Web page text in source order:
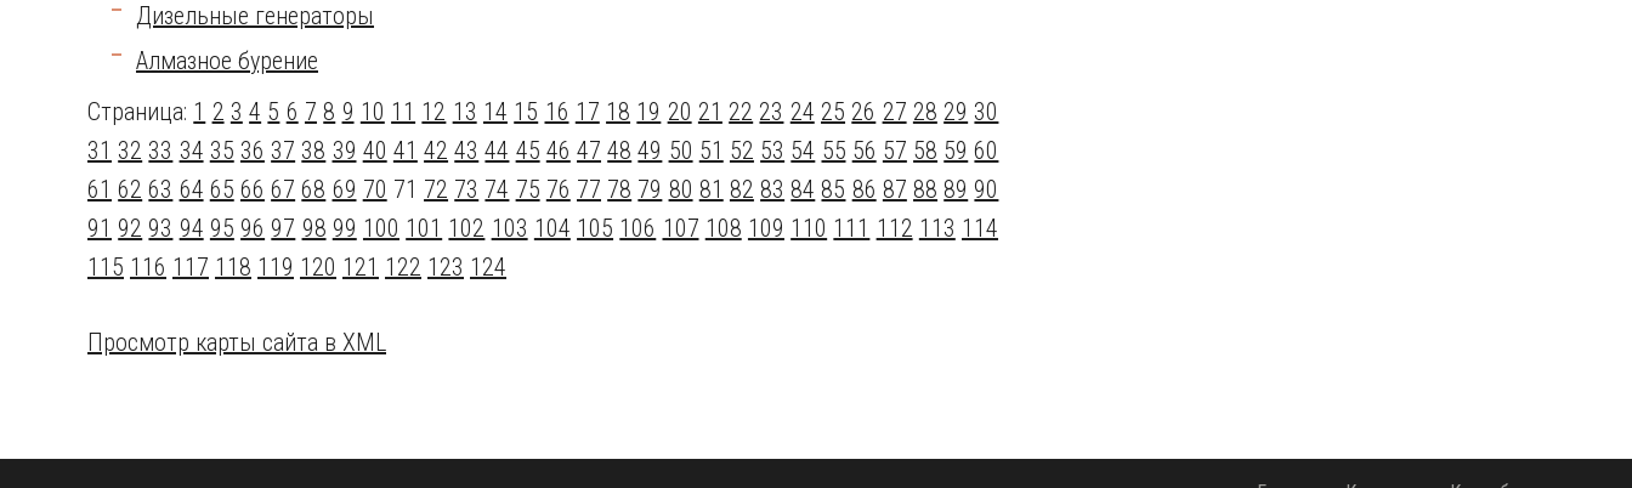
Дизельные генераторы
Алмазное бурение
Страница: 1 2 3 4 5 6 7 8 9 10 11 12 13 14 15 16 17 18 19 20 21 22 23 24 25 26 27 28 29 30
31 32 33 34 35 36 37 38 39 40 41 42 43 44 45 46 47 48 49 50 51 52 53 54 55 56 57 58 59 60
61 62 63 64 65 66 67 68 69 70 71 72 73 74 75 76 77 78 79 80 81 82 83 84 85 86 87 88 89 90
91 92 93 94 95 96 97 98 99 100 101 102 103 104 105 106 107 108 109 110 111 112 113 114
115 116 117 118 119 120 121 122 123 124
Просмотр карты сайта в XML